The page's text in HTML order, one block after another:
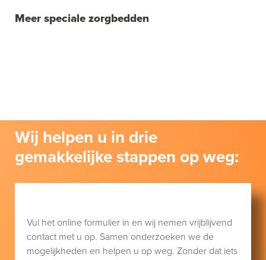
Meer speciale zorgbedden
Wij helpen u in drie
gemakkelijke stappen op weg:
Vul het online formulier in en wij nemen vrijblijvend
contact met u op. Samen onderzoeken we de
mogelijkheden en helpen u op weg. Zonder dat iets